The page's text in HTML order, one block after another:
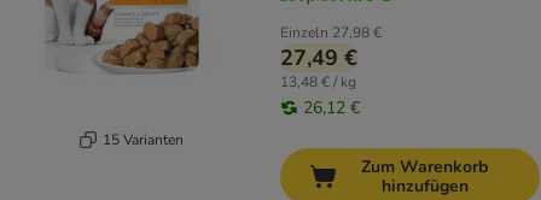
15 Varianten
Einzeln 27,98 €
27,49 €
13,48 € / kg
26,12 €
Zum Warenkorb
hinzufügen